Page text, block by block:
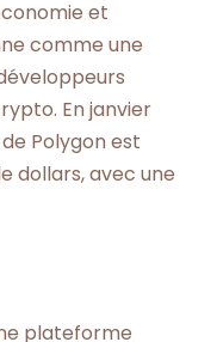
et
comme une
En janvier
Polygon est
dollars, avec une
plateforme